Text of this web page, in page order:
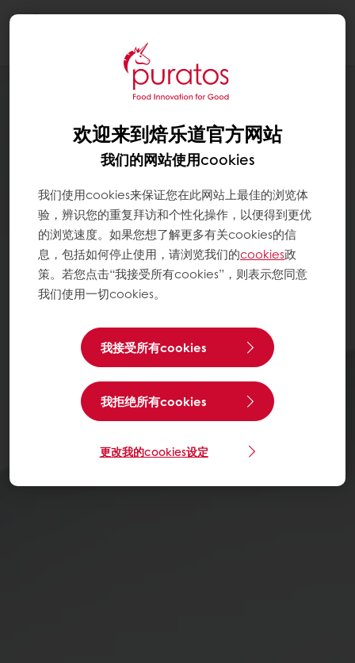
欢迎来到焙乐道官方网站
我们的网站使用cookies
我们使用cookies来保证您在此网站上最佳的浏览体
验，辨识您的重复拜访和个性化操作，以便得到更优
的浏览速度。如果您想了解更多有关cookies的信
息，包括如何停止使用，请浏览我们的cookies政
策。若您点击“我接受所有cookies”，则表示您同意
我们使用一切cookies。
我接受所有cookies
我拒绝所有cookies
更改我的cookies设定